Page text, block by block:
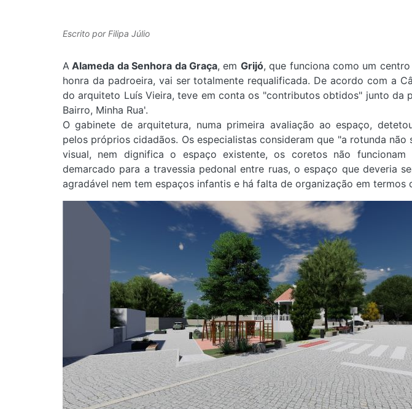
Escrito porFilipa Júlio
A Alameda da Senhora da Graça, em Grijó, que funciona como um
honra da padroeira, vai ser totalmente requalificada. De acordo com a
doarquiteto Luís Vieira, teve em conta os "contributos obtidos" junto da
Bairro, Minha Rua'.
O gabinete de arquitetura, numa primeira avaliação ao espaço,
pelos próprios cidadãos. Os especialistas consideram que "a rotunda
visual, nem dignifica o espaço existente, os coretos não
demarcado para a travessia pedonal entre ruas, o espaço que deveria
agradável nem tem espaços infantis e há falta de organização em termos